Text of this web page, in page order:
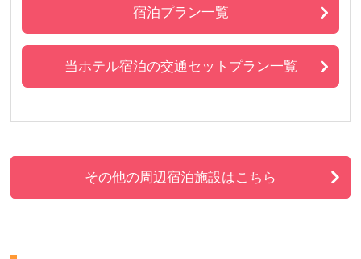
宿泊プラン一覧
当ホテル宿泊の交通セットプラン一覧
その他の周辺宿泊施設はこちら